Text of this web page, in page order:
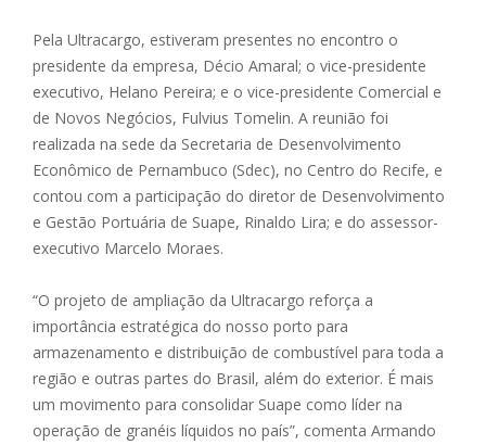
Pela Ultracargo, estiveram presentes no encontro o
presidente da empresa, Décio Amaral; o vice-presidente
executivo, Helano Pereira; e o vice-presidente Comercial e
de Novos Negócios, Fulvius Tomelin. A reunião foi
realizada na sede da Secretaria de Desenvolvimento
Econômico de Pernambuco (Sdec), no Centro do Recife, e
contou com a participação do diretor de Desenvolvimento
e Gestão Portuária de Suape, Rinaldo Lira; e do assessor-
executivo Marcelo Moraes.
“O projeto de ampliação da Ultracargo reforça a
importância estratégica do nosso porto para
armazenamento e distribuição de combustível para toda a
região e outras partes do Brasil, além do exterior. É mais
um movimento para consolidar Suape como líder na
operação de granéis líquidos no país”, comenta Armando